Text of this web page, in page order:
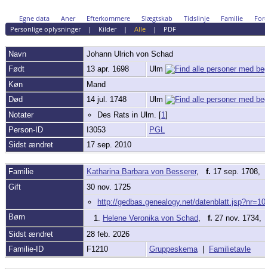
Egne data Aner Efterkommere Slægtskab Tidslinje Familie
Personlige oplysninger| Kilder| Alle| PDF
Navn Johann Ulrich von Schad
Født
13 apr. 1698
Ulm
Køn
Mand
Død
14 jul. 1748
Ulm
Notater
Des Rats in Ulm. [1]
Person-ID
I3053
PGL
Sidst ændret
17 sep. 2010
Familie Katharina Barbara von Besserer, f. 17 sep. 1708,
Gift
30 nov. 1725
http://gedbas.genealogy.net/
Børn
1. Helene Veronika von Schad, f. 27 nov. 1734,
Sidst ændret
28 feb. 2026
Familie-ID
F1210 Gruppeskema| Familietavle